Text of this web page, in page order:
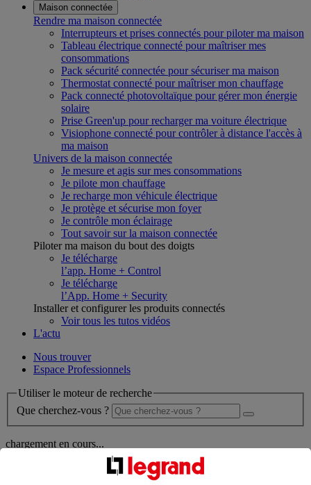
Maison connectée
Rendre ma maison connectée
Interrupteurs et prises connectés pour piloter ma maison
Tableau électrique connecté pour maîtriser mes
consommations
Pack sécurité connectée pour sécuriser ma maison
Thermostat connecté pour maîtriser mon chauffage
Pack connecté photovoltaïque pour gérer mon énergie
solaire
Prise Green'up pour recharger ma voiture électrique
Visiophone connecté pour contrôler à distance l'accès à
ma maison
Univers de la maison connectée
Je mesure et agis sur mes consommations
Je pilote mon chauffage
Je recharge mon véhicule électrique
Je protège et sécurise mon foyer
Je contrôle mon éclairage
Tout savoir sur la maison connectée
Piloter ma maison du bout des doigts
Je télécharge
l’app. Home + Control
Je télécharge
l’App. Home + Security
Installer et configurer les produits connectés
Voir tous les tutos vidéos
L'actu
Nous trouver
Espace Professionnels
Utiliser le moteur de recherche
Que cherchez-vous ?
chargement en cours...
Nous n'avons pas pu charger les résultats de votre recherche